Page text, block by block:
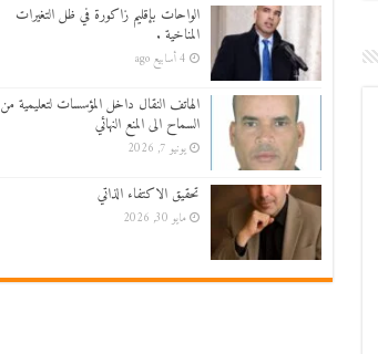
الواحات بإقليم زاكورة في ظل التغيرات
المناخية .
4 أسابيع ago
الهاتف النقال داخل المؤسسات لتعليمية من
السماح الى المنع النهائي
يونيو 7, 2026
تحقيق الاكتفاء الذاتي
مايو 30, 2026